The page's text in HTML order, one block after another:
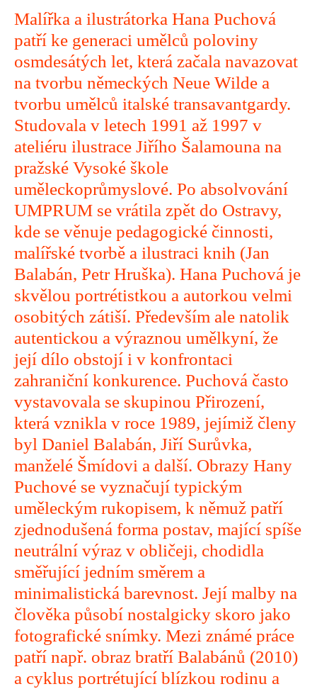
Malířka a ilustrátorka Hana Puchová
patří ke generaci umělců poloviny
osmdesátých let, která začala navazovat
na tvorbu německých Neue Wilde a
tvorbu umělců italské transavantgardy.
Studovala v letech 1991 až 1997 v
ateliéru ilustrace Jiřího Šalamouna na
pražské Vysoké škole
uměleckoprůmyslové. Po absolvování
UMPRUM se vrátila zpět do Ostravy,
kde se věnuje pedagogické činnosti,
malířské tvorbě a ilustraci knih (Jan
Balabán, Petr Hruška). Hana Puchová je
skvělou portrétistkou a autorkou velmi
osobitých zátiší. Především ale natolik
autentickou a výraznou umělkyní, že
její dílo obstojí i v konfrontaci
zahraniční konkurence. Puchová často
vystavovala se skupinou Přirození,
která vznikla v roce 1989, jejímiž členy
byl Daniel Balabán, Jiří Surůvka,
manželé Šmídovi a další. Obrazy Hany
Puchové se vyznačují typickým
uměleckým rukopisem, k němuž patří
zjednodušená forma postav, mající spíše
neutrální výraz v obličeji, chodidla
směřující jedním směrem a
minimalistická barevnost. Její malby na
člověka působí nostalgicky skoro jako
fotografické snímky. Mezi známé práce
patří např. obraz bratří Balabánů (2010)
a cyklus portrétující blízkou rodinu a